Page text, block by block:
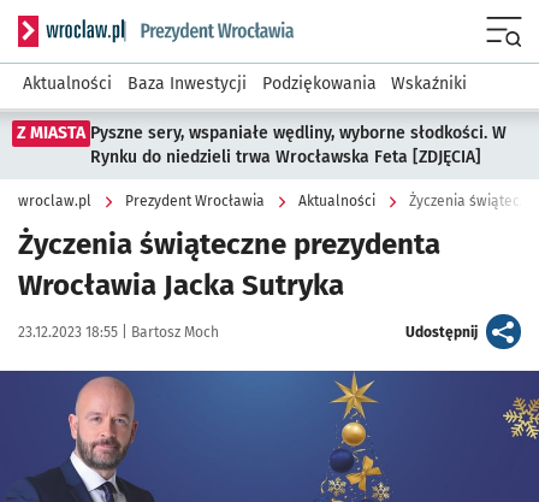
Serwis informacyjny wroclaw.pl podserwis: Prezydent
Aktualności Baza Inwestycji Podziękowania Wskaźniki
Z MIASTA Pyszne sery, wspaniałe wędliny, wyborne słodkości. W
Rynku do niedzieli trwa Wrocławska Feta [ZDJĘCIA]
wroclaw.pl Prezydent Wrocławia Aktualności Życzenia
Życzenia świąteczne prezydenta
Wrocławia Jacka Sutryka
Data publikacji:
23.12.2023 18:55 | Autor:
Bartosz Moch Udostępnijartykuł
Kliknij, aby powiększyć